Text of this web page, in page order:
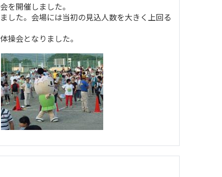
を開催しました。
した。会場には当初の見込人数を大きく上回る
操会となりました。